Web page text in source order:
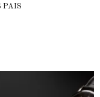
PAIS